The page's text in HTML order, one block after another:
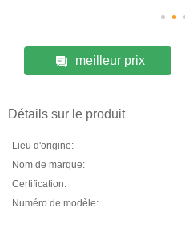
meilleur prix
Détails sur le produit
Lieu d'origine:
Nom de marque:
Certification:
Numéro de modèle: